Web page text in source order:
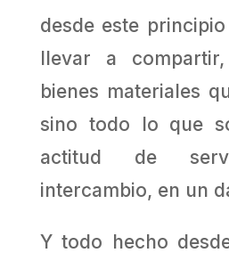
desde este
llevar a
bienes materiales
sino todo lo que
actitud de
intercambio, en un
Y todo hecho